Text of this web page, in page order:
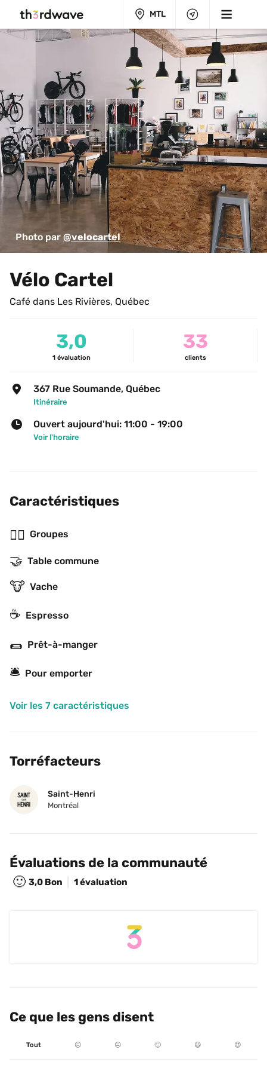
MTL
Photo par @velocartel
Vélo Cartel
Café dans Les Rivières, Québec
3,0
1 évaluation
33
clients
367 Rue Soumande, Québec
Itinéraire
Ouvert aujourd'hui: 11:00 - 19:00
Voir l'horaire
Caractéristiques
👯‍♂️ Groupes
🤝 Table commune
🐮 Vache
☕ Espresso
🌯 Prêt-à-manger
🛎 Pour emporter
Voir les 7 caractéristiques
Torréfacteurs
Saint-Henri
Montréal
Évaluations de la communauté
🙂 3,0 Bon 1 évaluation
Ce que les gens disent
Tout ☹️ 😐 🙂 😃 😍